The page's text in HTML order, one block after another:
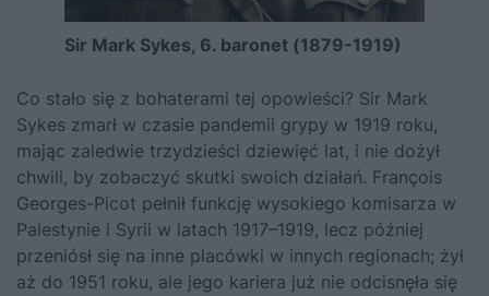
Sir Mark Sykes, 6. baronet (1879-1919)
Co stało się z bohaterami tej opowieści? Sir Mark
Sykes zmarł w cza­sie pandemii grypy w 1919 roku,
mając zaledwie trzydzieści dziewięć lat, i nie dożył
chwili, by zobaczyć skutki swoich działań. François
Georges-Picot pełnił funkcję wysokiego komisarza w
Palestynie i Syrii w latach 1917–1919, lecz później
przeniósł się na inne placówki w in­nych regionach; żył
aż do 1951 roku, ale jego kariera już nie odcisnęła się